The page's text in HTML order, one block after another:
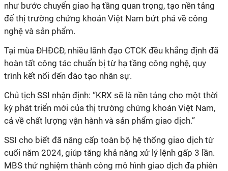
như bước chuyển giao hạ tầng quan trọng, tạo nền tảng
để thị trường chứng khoán Việt Nam bứt phá về công
nghệ và sản phẩm.
Tại mùa ĐHĐCĐ, nhiều lãnh đạo CTCK đều khẳng định đã
hoàn tất công tác chuẩn bị từ hạ tầng công nghệ, quy
trình kết nối đến đào tạo nhân sự.
Chủ tịch SSI nhận định: “KRX sẽ là nền tảng cho một thời
kỳ phát triển mới của thị trường chứng khoán Việt Nam,
cả về chất lượng vận hành và sản phẩm giao dịch.”
SSI cho biết đã nâng cấp toàn bộ hệ thống giao dịch từ
cuối năm 2024, giúp tăng khả năng xử lý lệnh gấp 3 lần.
MBS thử nghiệm thành công mô hình giao dịch đa phiên